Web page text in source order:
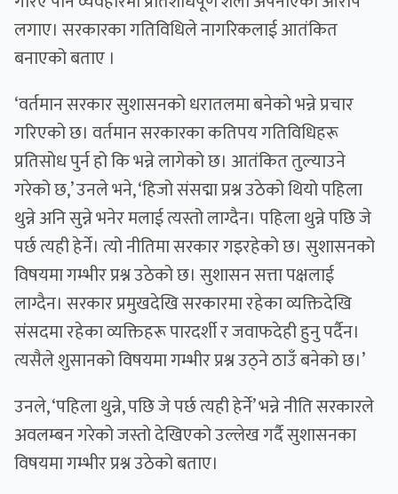
लगाए। सरकारका गतिविधिले नागरिकलाई आतंकित
बनाएको बताए ।
‘वर्तमान सरकार सुशासनको धरातलमा बनेको भन्ने प्रचार
गरिएको छ। वर्तमान सरकारका कतिपय गतिविधिहरू
प्रतिसोध पुर्न हो कि भन्ने लागेको छ। आतंकित तुल्याउने
गरेको छ,’ उनले भने, ‘हिजो संसद्मा प्रश्न उठेको थियो पहिला
थुन्ने अनि सुन्ने भनेर मलाई त्यस्तो लाग्दैन। पहिला थुन्ने पछि जे
पर्छ त्यही हेर्ने। त्यो नीतिमा सरकार गइरहेको छ। सुशासनको
विषयमा गम्भीर प्रश्न उठेको छ। सुशासन सत्ता पक्षलाई
लाग्दैन। सरकार प्रमुखदेखि सरकारमा रहेका व्यक्तिदेखि
संंसदमा रहेका व्यक्तिहरू पारदर्शी र जवाफदेही हुनु पर्दैन।
त्यसैले शुसानको विषयमा गम्भीर प्रश्न उठ्ने ठाउँ बनेको छ।’
उनले, ‘पहिला थुन्ने, पछि जे पर्छ त्यही हेर्ने’ भन्ने नीति सरकारले
अवलम्बन गरेको जस्तो देखिएको उल्लेख गर्दै सुशासनका
विषयमा गम्भीर प्रश्न उठेको बताए।